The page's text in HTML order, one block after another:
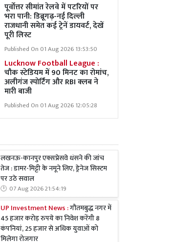
पूर्वोत्तर सीमांत रेलवे में पटरियों पर
भरा पानी: डिब्रूगढ़-नई दिल्ली
राजधानी समेत कई ट्रेनें डायवर्ट, देखें
पूरी लिस्ट
Published On 01 Aug 2026 13:53:50
Lucknow Football League :
चौक स्टेडियम में 90 मिनट का रोमांच,
अलीगंज स्पोर्टिंग और RBI क्लब ने
मारी बाजी
Published On 01 Aug 2026 12:05:28
लखनऊ-कानपुर एक्सप्रेसवे धंसने की जांच
तेज : डामर-मिट्टी के नमूने लिए, ड्रेनेज सिस्टम
पर उठे सवाल
07 Aug 2026 21:54:19
UP Investment News :गौतमबुद्ध नगर में
45 हजार करोड़ रुपये का निवेश करेंगी 8
कंपनियां, 25 हजार से अधिक युवाओं को
मिलेगा रोजगार